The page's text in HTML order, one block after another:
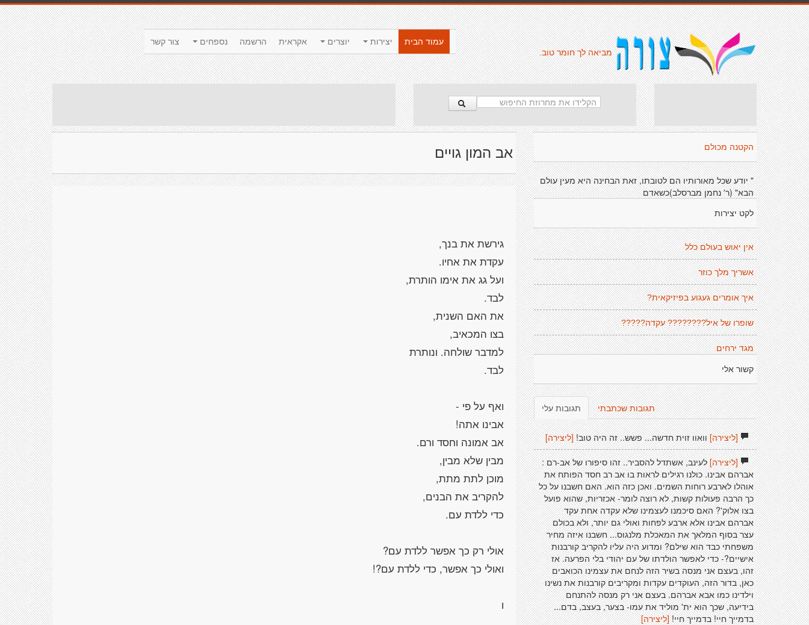
צור קשר נספחים הרשמה אקראית יוצרים יצירות
עמוד הבית
מביאה לך חומר טוב.
אב המון גויים הקטנה מכולם
" יודע שכל מאורותיו הם לטובתו, זאת הבחינה היא מעין עולם
הבא" (ר' נחמן מברסלב)כשאדם
לקט יצירות
אין יאוש בעולם כלל
אשריך מלך כוזר
איך אומרים געגוע בפיזיקאית?
שופרו של איל???????? עקדה?????
מגד ירחים
קשור אלי
תגובות עלי תגובות שכתבתי
[ליצירה]וואוו זוית חדשה... פשש.. זה היה טוב! [ליצירה]
[ליצירה]לעינב, אשתדל להסביר.. זהו סיפורו של אב-רם :
אברהם אבינו. כולנו רגילים לראות בו אב רב חסד הפותח את
אוהלו לארבע רוחות השמים. ואכן כזה הוא. האם חשבנו על כל
כך הרבה פעולות קשות, לא רוצה לומר- אכזריות, שהוא פועל
בצו אלוק'? האם סיכמנו לעצמינו שלא עקדה אחת עקד
אברהם אבינו אלא ארבע לפחות ואולי גם יותר, ולא בכולם
עצר בסוף המלאך את המאכלת מלנגוס... חשבנו איזה מחיר
משפחתי כבד הוא שילם? ומדוע היה עליו להקריב קורבנות
אישיים?- כדי לאפשר הולדתו של עם יהודי בלי הפרעה. אז
זהו, בעצם אני מנסה בשיר הזה לנחם את עצמינו הכואבים
כאן, בדור הזה, העוקדים עקדות ומקריבים קורבנות את נשינו
וילדינו כמו אבא אברהם. בעצם אני רק מנסה להתנחם
בידיעה, שכך הוא ית' מוליד את עמו- בצער, בעצב, בדם...
בדמייך חיי! בדמייך חיי! [ליצירה]